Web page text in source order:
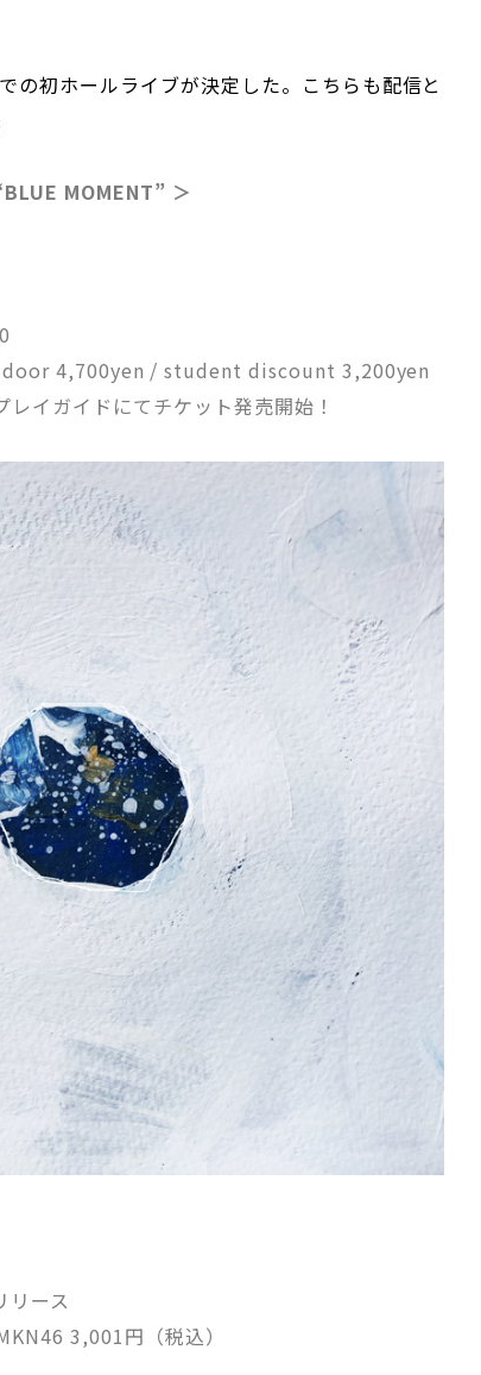
の初ホールライブが決定した。こちらも配信と
MOMENT” ＞
4,700yen / student discount 3,200yen
イガイドにてチケット発売開始！
リース
3,001円（税込）